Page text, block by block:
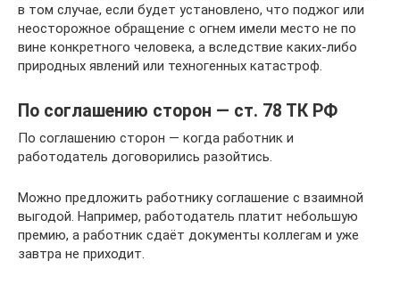
в том случае, если будет установлено, что поджог или
неосторожное обращение с огнем имели место не по
вине конкретного человека, а вследствие каких-либо
природных явлений или техногенных катастроф.
По соглашению сторон — ст. 78 ТК РФ
По соглашению сторон — когда работник и
работодатель договорились разойтись.
Можно предложить работнику соглашение с взаимной
выгодой. Например, работодатель платит небольшую
премию, а работник сдаёт документы коллегам и уже
завтра не приходит.